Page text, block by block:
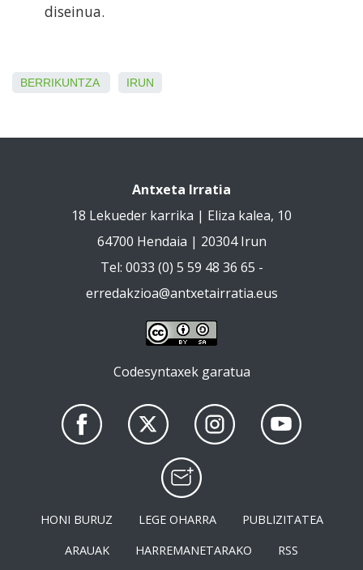
diseinua.
BERRIKUNTZA IRUN
Antxeta Irratia
18 Lekueder karrika | Eliza kalea, 10
64700 Hendaia | 20304 Irun
Tel: 0033 (0) 5 59 48 36 65 -
erredakzioa@antxetairratia.eus
Codesyntaxek garatua
HONI BURUZ LEGE OHARRA
PUBLIZITATEA
ARAUAK
HARREMANETARAKO RSS